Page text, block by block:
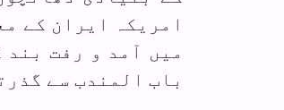
امریکہ ایران کے
میں آمد و رفت
باب المندب سے